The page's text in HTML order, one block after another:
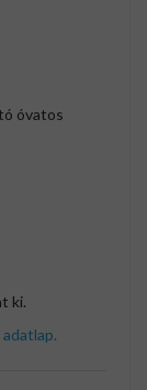
óvatos
ki.